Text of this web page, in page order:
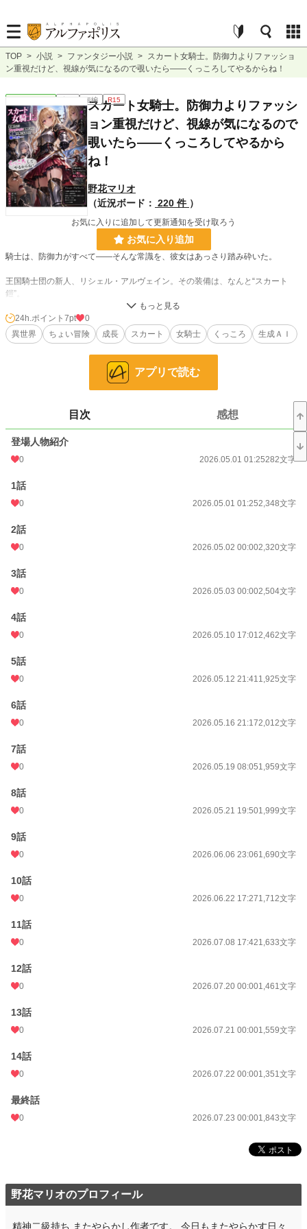
TOP > 小説 > ファンタジー小説 > スカート女騎士。防御力よりファッショ
ン重視だけど、視線が気になるので覗いたら――くっころしてやるからね！
短編 R15
スカート女騎士。防御力よりファッシ
ョン重視だけど、視線が気になるので
覗いたら――くっころしてやるから
ね！
野花マリオ
（近況ボード： 220 件 ）
お気に入りに追加して更新通知を受け取ろう
お気に入り追加
騎士は、防御力がすべて――そんな常識を、彼女はあっさり踏み砕いた。
王国騎士団の新人、リシェル・アルヴェイン。その装備は、なんと“スカート
鎧”。
「騎士は美しくあるべきです」
防御力よりファッション重視という信念のもと、堂々と戦場に立つ彼女だが、当
然のように周囲からは問題児扱い。しかも街では不躾な視線にさらされ、あろう
ことか覗こうとする不届き者まで現れる始末。
――その瞬間、剣が喉元に突きつけられる。
「くっころしてやるからね！」
見た目は華やか、中身は苛烈。誇り高き“スカート女騎士”の逆鱗に触れれば、た
だでは済まない。
だが実戦では、防御の低さが命取りとなり、仲間に庇われる屈辱も味わうことに
――。
の誇りだから。
やがて彼女は気づいていく。“見られること”は弱さではなく、武器にもなり得る
これは、常識外れの装備で戦場を駆けるひとりの女騎士が、嘲笑と視線を斬り裂
小説
ファンタジー
お気に入り
24h.ポイント
初回完結日時
月間ポイント
年間ポイント
累計ポイント
24h.ポイント 7pt
0
異世界
ちょい冒険 成長 スカート 女騎士 くっころ 生成ＡＩ
アプリで読む
目次 感想
登場人物紹介
0 2026.05.01 01:25282文字
1話
0 2026.05.01 01:252,348文字
2話
0 2026.05.02 00:002,320文字
3話
0 2026.05.03 00:002,504文字
4話
0 2026.05.10 17:012,462文字
5話
0 2026.05.12 21:411,925文字
6話
0 2026.05.16 21:172,012文字
7話
0 2026.05.19 08:051,959文字
8話
0 2026.05.21 19:501,999文字
9話
0 2026.06.06 23:061,690文字
10話
0 2026.06.22 17:271,712文字
11話
0 2026.07.08 17:421,633文字
12話
0 2026.07.20 00:001,461文字
13話
0 2026.07.21 00:001,559文字
14話
0 2026.07.22 00:001,351文字
最終話
0 2026.07.23 00:001,843文字
野花マリオのプロフィール
精神二級持ち またやらかし作者です。 今日もまたやらかす日々